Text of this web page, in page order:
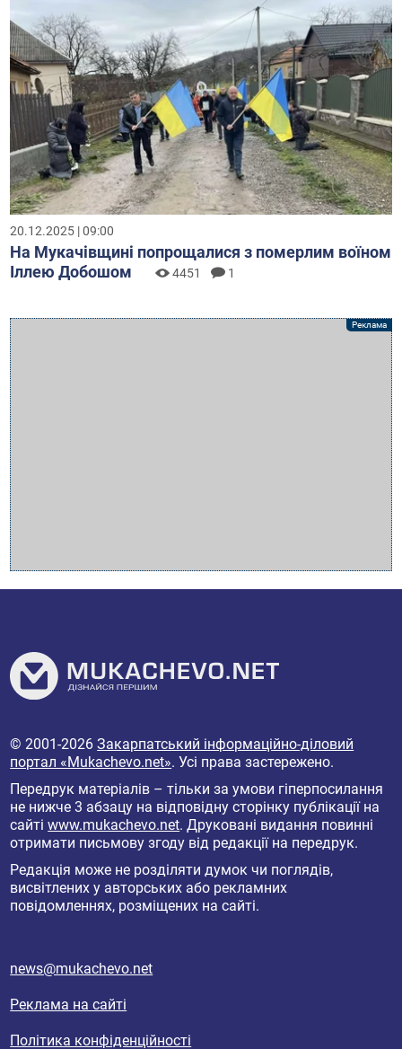
20.12.2025 | 09:00
На Мукачівщині попрощалися з померлим воїном
Іллею Добошом
4451 1
© 2001-2026Закарпатський інформаційно-діловий
портал «Mukachevo.net». Усі права застережено.
Передрук матеріалів – тільки за умови гіперпосилання
не нижче 3 абзацу на відповідну сторінку публікації на
сайтіwww.mukachevo.net. Друковані видання повинні
отримати письмову згоду від редакції на передрук.
Редакція може не розділяти думок чи поглядів,
висвітлених у авторських або рекламних
повідомленнях, розміщених на сайті.
news@mukachevo.net
Реклама на сайті
Політика конфіденційності